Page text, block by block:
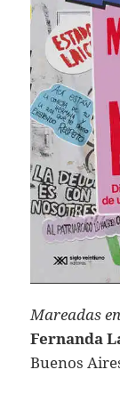
Mareadas
Fernanda
Buenos